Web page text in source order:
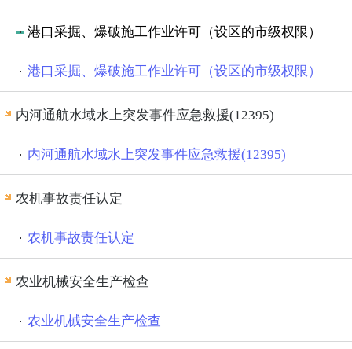
其他
港口采掘、爆破施工作业许可（设区的市级权限）
港口采掘、爆破施工作业许可（设区的市级权限）
内河通航水域水上突发事件应急救援(12395)
内河通航水域水上突发事件应急救援(12395)
农机事故责任认定
农机事故责任认定
农业机械安全生产检查
农业机械安全生产检查